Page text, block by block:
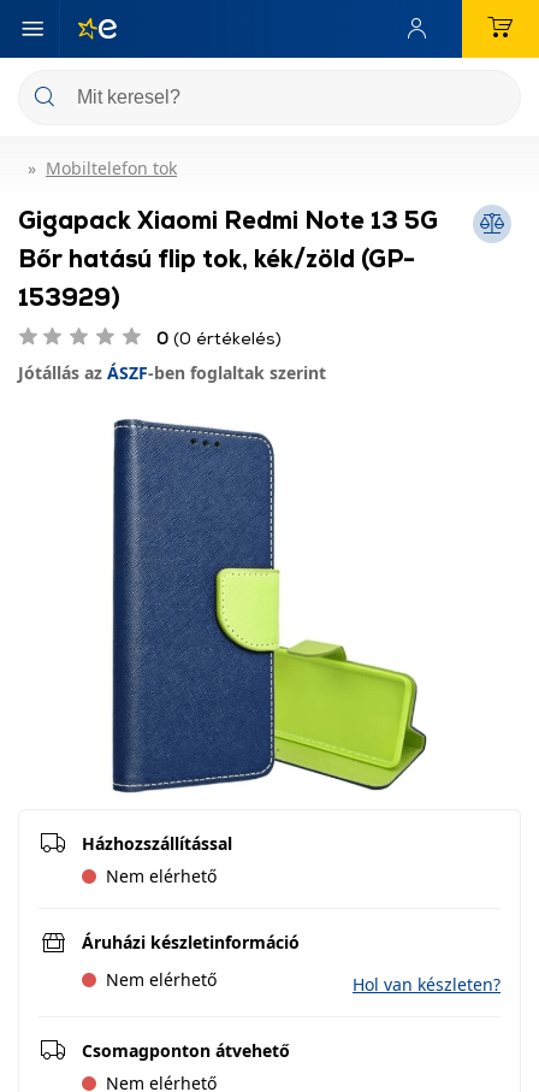
Mobiltelefon tok
Gigapack Xiaomi Redmi Note 13 5G
Bőr hatású flip tok, kék/zöld (GP-
153929)
0 (0 értékelés)
Jótállás az ÁSZF-ben foglaltak szerint
Házhozszállítással
Nem elérhető
Áruházi készletinformáció
Nem elérhető
Hol van készleten?
Csomagponton átvehető
Nem elérhető